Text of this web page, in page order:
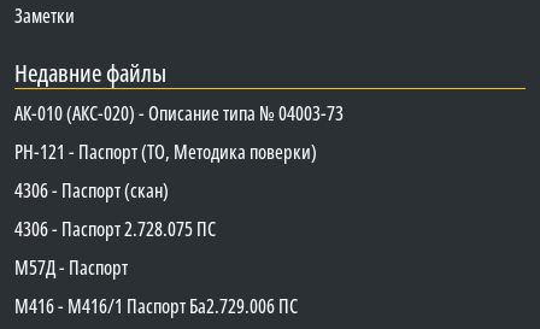
Заметки
Недавние файлы
АК-010 (АКС-020) - Описание типа № 04003-73
PH-121 - Паспорт (ТО, Методика поверки)
4306 - Паспорт (скан)
4306 - Паспорт 2.728.075 ПС
М57Д - Паспорт
М416 - М416/1 Паспорт Ба2.729.006 ПС